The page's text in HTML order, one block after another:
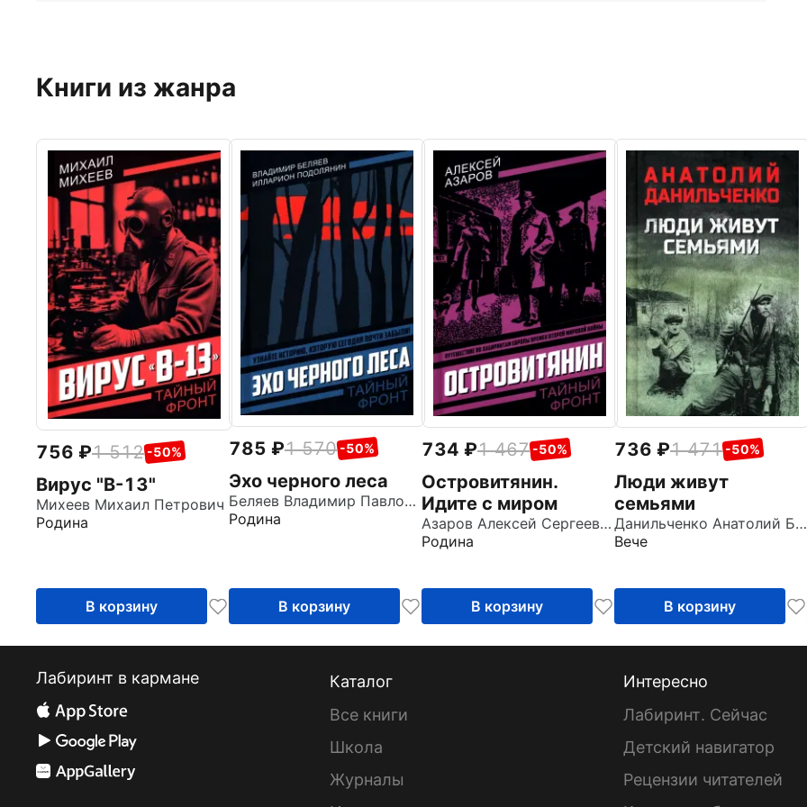
Книги из жанра
756 1 512 -50%
Вирус "В-13"
Михеев Михаил Петрович
Родина
В корзину
785 1 570 -50%
Эхо черного леса
Беляев Владимир Павлович
Родина
В корзину
734 1 467 -50%
Островитянин.
Идите с миром
Азаров Алексей Сергеевич
Родина
В корзину
736 1 471 -50%
Люди живут
семьями
Данильченко Анатолий Борисович
Вече
В корзину
Лабиринт в кармане
Каталог
Все книги
Школа
Журналы
Интересно
Лабиринт. Сейчас
Детский навигатор
Рецензии читателей